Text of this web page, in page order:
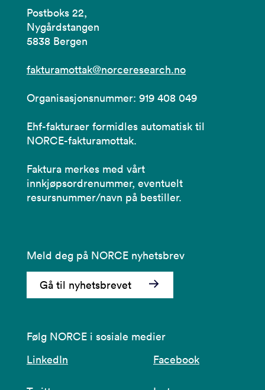
Postboks 22,
Nygårdstangen
5838 Bergen
fakturamottak@norceresearch.no
Organisasjonsnummer: 919 408 049
Ehf-fakturaer formidles automatisk til
NORCE-fakturamottak.
Faktura merkes med vårt
innkjøpsordrenummer, eventuelt
resursnummer/navn på bestiller.
Meld deg på NORCE nyhetsbrev
Gå til nyhetsbrevet
Følg NORCE i sosiale medier
LinkedIn
Facebook